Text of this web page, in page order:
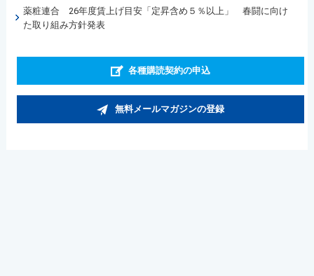
薬粧連合 26年度賃上げ目安「定昇含め５％以上」 春闘に向け
た取り組み方針発表
各種購読契約の申込
無料メールマガジンの登録